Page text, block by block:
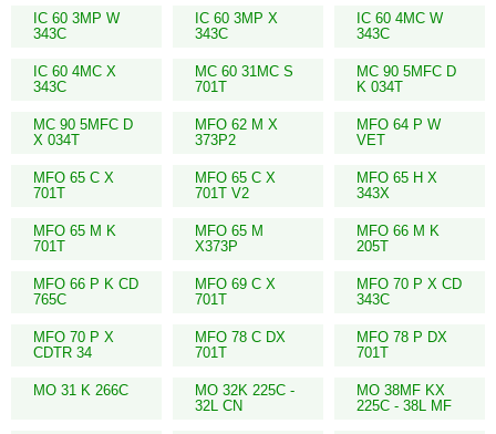
IC 60 3MP W
343C
IC 60 3MP X
343C
IC 60 4MC W
343C
IC 60 4MC X
343C
MC 60 31MC S
701T
MC 90 5MFC D
K 034T
MC 90 5MFC D
X 034T
MFO 62 M X
373P2
MFO 64 P W
VET
MFO 65 C X
701T
MFO 65 C X
701T V2
MFO 65 H X
343X
MFO 65 M K
701T
MFO 65 M
X373P
MFO 66 M K
205T
MFO 66 P K CD
765C
MFO 69 C X
701T
MFO 70 P X CD
343C
MFO 70 P X
CDTR 34
MFO 78 C DX
701T
MFO 78 P DX
701T
MO 31 K 266C
MO 32K 225C -
32L CN
MO 38MF KX
225C - 38L MF